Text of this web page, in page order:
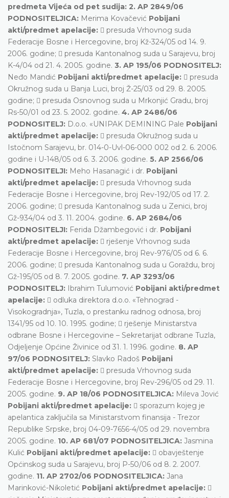
predmeta Vijeća od pet sudija: 2. AP 2849/06
PODNOSITELJICA: Merima Kovačević Pobijani
akti/predmet apelacije:  presuda Vrhovnog suda
Federacije Bosne i Hercegovine, broj Kž-324/05 od 14. 9.
2006. godine;  presuda Kantonalnog suda u Sarajevu, broj
K-4/04 od 21. 4. 2005. godine. 3. AP 195/06 PODNOSITELJ:
Neđo Mandić Pobijani akti/predmet apelacije:  presuda
Okružnog suda u Banja Luci, broj Ž-25/03 od 29. 8. 2005.
godine;  presuda Osnovnog suda u Mrkonjić Gradu, broj
Rs-50/01 od 23. 5. 2002. godine. 4. AP 2486/06
PODNOSITELJ: D.o.o. «UNIPAK DEMINING Pale Pobijani
akti/predmet apelacije:  presuda Okružnog suda u
Istočnom Sarajevu, br. 014-0-Uvl-06-000 002 od 2. 6. 2006.
godine i U-148/05 od 6. 3. 2006. godine. 5. AP 2566/06
PODNOSITELJI: Meho Hasanagić i dr. Pobijani
akti/predmet apelacije:  presuda Vrhovnog suda
Federacije Bosne i Hercegovine, broj Rev-192/05 od 17. 2.
2006. godine;  presuda Kantonalnog suda u Zenici, broj
Gž-934/04 od 3. 11. 2004. godine. 6. AP 2684/06
PODNOSITELJI: Ferida Džambegović i dr. Pobijani
akti/predmet apelacije:  rješenje Vrhovnog suda
Federacije Bosne i Hercegovine, broj Rev-976/05 od 6. 6.
2006. godine;  presuda Kantonalnog suda u Goraždu, broj
Gž-195/05 od 8. 7. 2005. godine. 7. AP 3293/06
PODNOSITELJ: Ibrahim Tulumović Pobijani akti/predmet
apelacije:  odluka direktora d.o.o. «Tehnograd -
Visokogradnja», Tuzla, o prestanku radnog odnosa, broj
1341/95 od 10. 10. 1995. godine;  rješenje Ministarstva
odbrane Bosne i Hercegovine – Sekretarijat odbrane Tuzla,
Odjeljenje Općine Živinice od 31. 1. 1996. godine. 8. AP
97/06 PODNOSITELJ: Slavko Radoš Pobijani
akti/predmet apelacije:  presuda Vrhovnog suda
Federacije Bosne i Hercegovine, broj Rev-296/05 od 29. 11.
2005. godine. 9. AP 18/06 PODNOSITELJICA: Mileva Jović
Pobijani akti/predmet apelacije:  sporazum kojeg je
apelantica zaključila sa Ministarstvom finansija - Trezor
Republike Srpske, broj 04-09-7656-4/05 od 29. novembra
2005. godine. 10. AP 681/07 PODNOSITELJICA: Jasmina
Kulić Pobijani akti/predmet apelacije:  obavještenje
Općinskog suda u Sarajevu, broj P-50/06 od 8. 2. 2007.
godine. 11. AP 2702/06 PODNOSITELJICA: Jana
Marinković-Nikoletić Pobijani akti/predmet apelacije: 